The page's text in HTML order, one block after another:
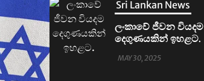
Sri Lankan News
ලංකාවේ ජීවන වියදම
දෙගුණයකින් ඉහළට.
MAY 30, 2025